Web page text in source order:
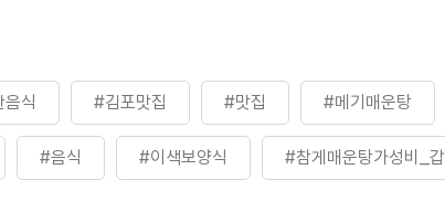
식 #김포맛집 #맛집 #메기매운탕
#음식 #이색보양식 #참게매운탕가성비_갑